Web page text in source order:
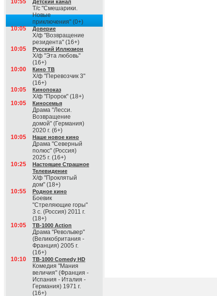
10:55
Детский канал
Т/с "Смешарики.
Новые
приключения" (0+)
10:05
Доверие
Х/ф "Возвращение
резидента" (16+)
10:05
Русский Иллюзион
Х/ф "Эта любовь"
(16+)
10:00
Кино ТВ
Х/ф "Перевозчик 3"
(16+)
10:05
Кинопоказ
Х/ф "Пророк" (18+)
10:05
Киносемья
Драма "Лесси.
Возвращение
домой" (Германия)
2020 г. (6+)
10:05
Наше новое кино
Драма "Северный
полюс" (Россия)
2025 г. (16+)
10:25
Настоящее Страшное
Телевидение
Х/ф "Проклятый
дом" (18+)
10:55
Родное кино
Боевик
"Стреляющие горы"
3 с. (Россия) 2011 г.
(18+)
10:05
ТВ-1000 Action
Драма "Револьвер"
(Великобритания -
Франция) 2005 г.
(16+)
10:10
ТВ-1000 Comedy HD
Комедия "Мания
величия" (Франция -
Испания - Италия -
Германия) 1971 г.
(16+)